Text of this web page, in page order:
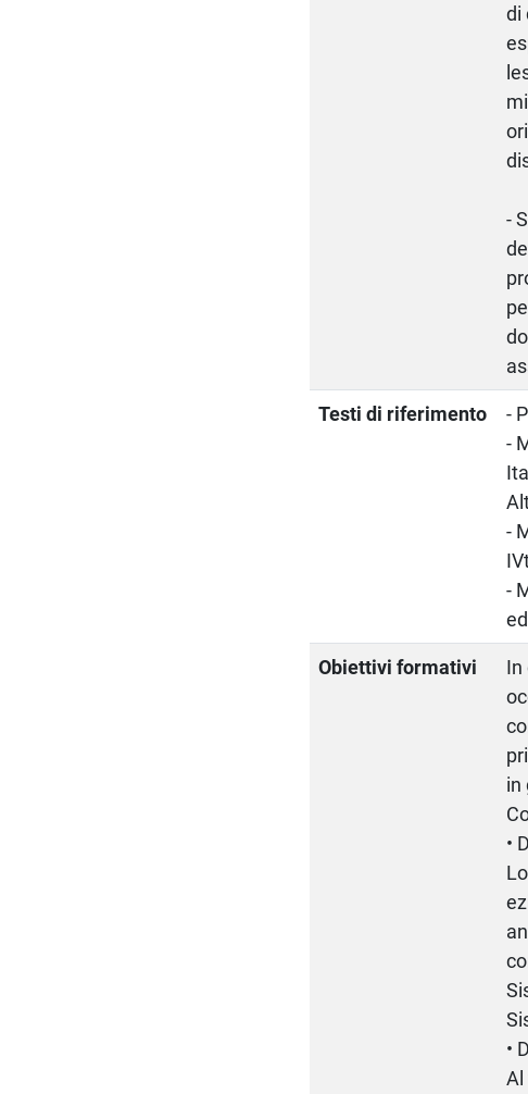
di
-
Testi di riferimento
-
-
-
-
Obiettivi formativi
In
in
•
•
Al